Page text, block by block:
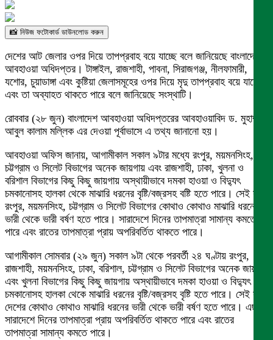
📸 নিউজ ফটোকার্ড ডাউনলোড করুন
দেশের আট জেলার ওপর দিয়ে তাপপ্রবাহ বয়ে যাচ্ছে বলে জানিয়েছে বাংলাদেশ
আবহাওয়া অধিদপ্তর। টাঙ্গাইল, রাজশাহী, পাবনা, সিরাজগঞ্জ, নীলফামারী,
যশোর, চুয়াডাঙ্গা এবং কুষ্টিয়া জেলাসমূহের ওপর দিয়ে মৃদু তাপপ্রবাহ বয়ে যাচ্ছে
এবং তা অব্যাহত থাকতে পারে বলে জানিয়েছে সংস্থাটি।
রোববার (২৮ জুন) বাংলাদেশ আবহাওয়া অধিদপ্তরের আবহাওয়াবিদ ড. মুহাম্মদ
আবুল কালাম মল্লিক এর দেওয়া পূর্বাভাসে এ তথ্য জানানো হয়।
আবহাওয়া অফিস জানায়, আগামীকাল সকাল ৯টার মধ্যে রংপুর, ময়মনসিংহ,
চট্টগ্রাম ও সিলেট বিভাগের অনেক জায়গায় এবং রাজশাহী, ঢাকা, খুলনা ও
বরিশাল বিভাগের কিছু কিছু জায়গায় অস্থায়ীভাবে দমকা হাওয়া ও বিদ্যুৎ
চমকানোসহ হালকা থেকে মাঝারি ধরনের বৃষ্টি/বজ্রসহ বষ্টি হতে পারে। সেই সঙ্গে
রংপুর, ময়মনসিংহ, চট্টগ্রাম ও সিলেট বিভাগের কোথাও কোথাও মাঝারি ধরনের
ভারী থেকে ভারী বর্ষণ হতে পারে। সারাদেশে দিনের তাপমাত্রা সামান্য কমতে
পারে এবং রাতের তাপমাত্রা প্রায় অপরিবর্তিত থাকতে পারে।
আগামীকাল সোমবার (২৯ জুন) সকাল ৯টা থেকে পরবর্তী ২৪ ঘণ্টায় রংপুর,
রাজশাহী, ময়মনসিংহ, ঢাকা, বরিশাল, চট্টগ্রাম ও সিলেট বিভাগের অনেক জায়গায়
এবং খুলনা বিভাগের কিছু কিছু জায়গায় অস্থায়ীভাবে দমকা হাওয়া ও বিদ্যুৎ
চমকানোসহ হালকা থেকে মাঝারি ধরনের বৃষ্টি/বজ্রসহ বৃষ্টি হতে পারে। সেই সঙ্গে
দেশের কোথাও কোথাও মাঝারি ধরনের ভারী থেকে ভারী বর্ষণ হতে পারে। এছাড়া
সারাদেশে দিনের তাপমাত্রা প্রায় অপরিবর্তিত থাকতে পারে এবং রাতের
তাপমাত্রা সামান্য কমতে পারে।